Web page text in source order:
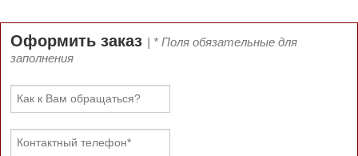
Оформить заказ | * Поля обязательные для
заполнения